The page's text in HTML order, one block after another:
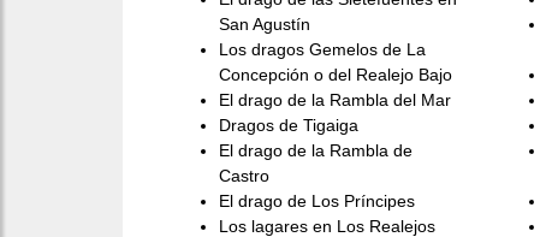
San Agustín
Los dragos Gemelos de La
Concepción o del Realejo Bajo
El drago de la Rambla del Mar
Dragos de Tigaiga
El drago de la Rambla de
Castro
El drago de Los Príncipes
Los lagares en Los Realejos